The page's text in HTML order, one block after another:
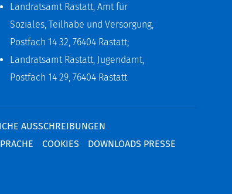
Landratsamt Rastatt, Amt für
Soziales, Teilhabe und Versorgung,
Postfach 14 32, 76404 Rastatt;
Landratsamt Rastatt, Jugendamt,
Postfach 14 29, 76404 Rastatt
AUSSCHREIBUNGEN
COOKIES DOWNLOADS PRESSE